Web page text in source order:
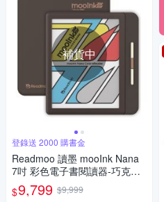
補貨中
登錄送 2000 購書金
Readmoo 讀墨 mooInk Nana
7吋 彩色電子書閱讀器-巧克力
馬丁尼
$9,799 $9,999